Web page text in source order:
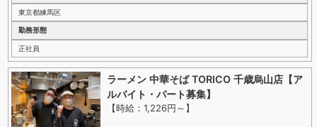
東京都練馬区
勤務形態
正社員
ラーメン 中華そば TORICO 千歳烏山店【ア
ルバイト・パート募集】
【時給：1,226円～ 】